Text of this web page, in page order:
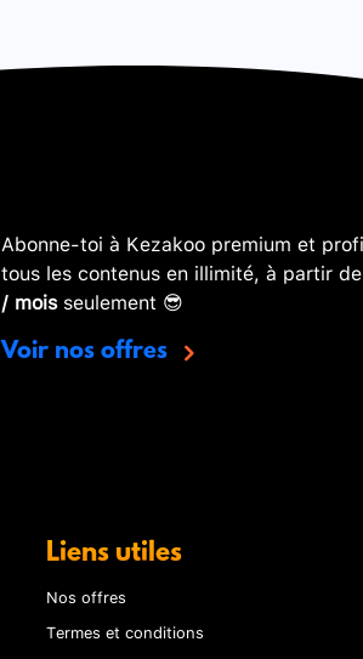
Abonne-toi à Kezakoo premium et
tous les contenus en illimité, à partir de
/ moisseulement 😎
Voir nos offres
Liens utiles
Nos offres
Termes et conditions